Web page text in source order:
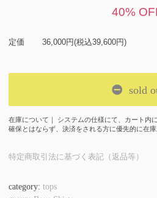
40%
定価 36,000円(税込39,600円)
sold
在庫について｜ システムの仕様にて、カート内
確保とはならず、決済をされる方に優先的に在庫
特定商取引法に基づく表記（返品等）
category:tops